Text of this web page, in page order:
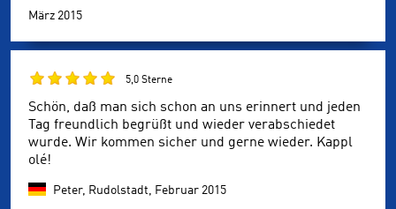
März 2015
5,0 Sterne
Schön, daß man sich schon an uns erinnert und jeden
Tag freundlich begrüßt und wieder verabschiedet
wurde. Wir kommen sicher und gerne wieder. Kappl
olé!
Peter, Rudolstadt, Februar 2015